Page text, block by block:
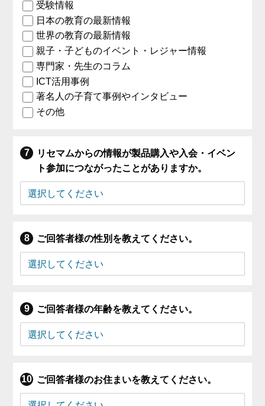
受験情報
日本の教育の最新情報
世界の教育の最新情報
親子・子どものイベント・レジャー情報
専門家・先生のコラム
ICT活用事例
著名人の子育て事例やインタビュー
その他
リセマムからの情報が製品購入や入会・イベン
ト参加につながったことがありますか。
ご回答者様の性別を教えてください。
ご回答者様の年齢を教えてください。
ご回答者様のお住まいを教えてください。